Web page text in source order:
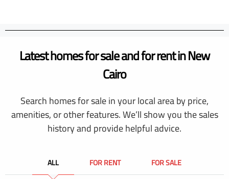
Latest homes for sale and for rent in New
Cairo
Search homes for sale in your local area by price,
amenities, or other features. We’ll show you the sales
history and provide helpful advice.
ALL FOR RENT FOR SALE